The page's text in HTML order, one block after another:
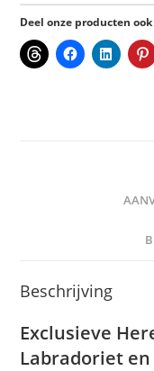
Deel onze producten
Beschrijving
Exclusieve
Labradoriet